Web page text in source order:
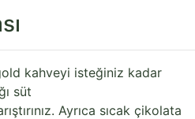
kahveyi isteğiniz kadar
süt
Ayrıca sıcak çikolata